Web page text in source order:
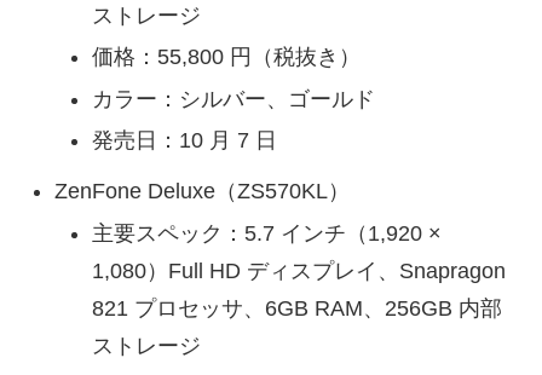
ストレージ
価格：55,800 円（税抜き）
カラー：シルバー、ゴールド
発売日：10 月 7 日
ZenFone Deluxe（ZS570KL）
主要スペック：5.7 インチ（1,920 ×
1,080）Full HD ディスプレイ、Snapragon
821 プロセッサ、6GB RAM、256GB 内部
ストレージ